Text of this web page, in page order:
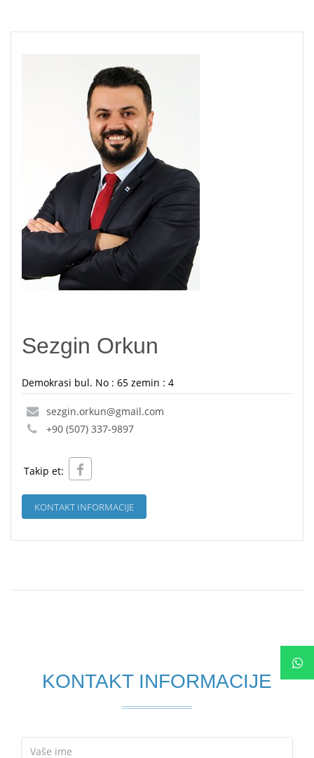
Sezgin Orkun
Demokrasi bul. No : 65 zemin : 4
sezgin.orkun@gmail.com
+90 (507) 337-9897
Takip et:
KONTAKT INFORMACIJE
KONTAKT INFORMACIJE